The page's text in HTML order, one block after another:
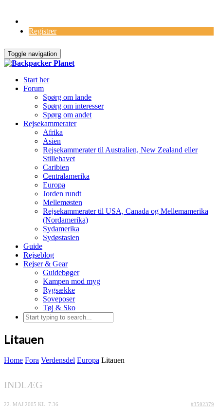
Registrer
Toggle navigation
Start her
Forum
Spørg om lande
Spørg om interesser
Spørg om andet
Rejsekammerater
Afrika
Asien
Rejsekammerater til Australien, New Zealand eller
Stillehavet
Caribien
Centralamerika
Europa
Jorden rundt
Mellemøsten
Rejsekammerater til USA, Canada og Mellemamerika
(Nordamerika)
Sydamerika
Sydøstasien
Guide
Rejseblog
Rejser & Gear
Guidebøger
Kampen mod myg
Rygsække
Soveposer
Tøj & Sko
Litauen
Home Fora Verdensdel Europa Litauen
INDLÆG
22. MAJ 2005 KL. 7:36 #3502379